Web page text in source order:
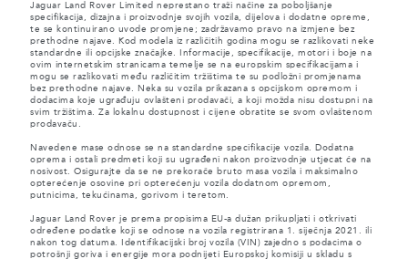
Jaguar Land Rover Limited neprestano traži načine za poboljšanje
specifikacija, dizajna i proizvodnje svojih vozila, dijelova i dodatne opreme,
te se kontinuirano uvode promjene; zadržavamo pravo na izmjene bez
prethodne najave. Kod modela iz različitih godina mogu se razlikovati neke
standardne ili opcijske značajke. Informacije, specifikacije, motori i boje na
ovim internetskim stranicama temelje se na europskim specifikacijama i
mogu se razlikovati među različitim tržištima te su podložni promjenama
bez prethodne najave. Neka su vozila prikazana s opcijskom opremom i
dodacima koje ugrađuju ovlašteni prodavači, a koji možda nisu dostupni na
svim tržištima. Za lokalnu dostupnost i cijene obratite se svom ovlaštenom
prodavaču.
Navedene mase odnose se na standardne specifikacije vozila. Dodatna
oprema i ostali predmeti koji su ugrađeni nakon proizvodnje utjecat će na
nosivost. Osigurajte da se ne prekorače bruto masa vozila i maksimalno
opterećenje osovine pri opterećenju vozila dodatnom opremom,
putnicima, tekućinama, gorivom i teretom.
Jaguar Land Rover je prema propisima EU-a dužan prikupljati i otkrivati
određene podatke koji se odnose na vozila registrirana 1. siječnja 2021. ili
nakon tog datuma. Identifikacijski broj vozila (VIN) zajedno s podacima o
potrošnji goriva i energije mora podnijeti Europskoj komisiji u skladu s